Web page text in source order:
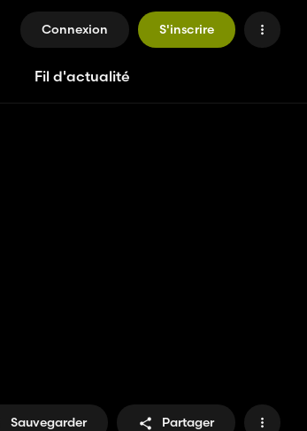
Connexion S'inscrire
Fil d'actualité
Sauvegarder Partager